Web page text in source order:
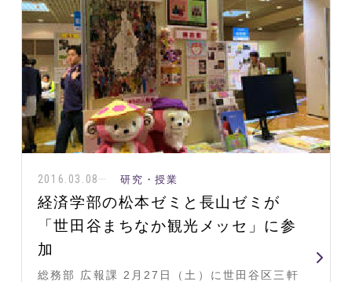
2016.03.08 研究・授業
経済学部の松本ゼミと長山ゼミが
「世田谷まちなか観光メッセ」に参
加
総務部 広報課 2月27日（土）に世田谷区三軒